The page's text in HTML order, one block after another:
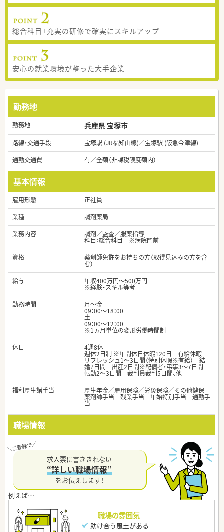
総合科目+充実の研修で確実にスキルアップ
安心の就業環境が整った大手企業
勤務地
勤務地 兵庫県 宝塚市
路線・交通手段
宝塚駅 (JR福知山線)／宝塚駅 (阪急今津線)
通勤交通費
有／全額（非課税限度額内）
基本情報
雇用形態
正社員
業種
調剤薬局
業務内容
調剤／監査／服薬指導
科目：総合科目 ※病院門前
資格
薬剤師免許をお持ちの方（取得見込みの方を含
む）
給与
年収400万円～500万円
※経験・スキル等考
勤務時間
月～金
09：00～18：00
土
09：00～12：00
※1ヵ月単位の変形労働時間制
休日
4週8休
週休2日制 ※年間休日休暇120日 有給休暇
リフレッシュ1～3日間（特別休暇※有給） 結
婚7日間 出産2日間※配偶者・弔事3～7日間
転勤2～3日間 裁判員裁判5日間、他
福利厚生諸手当
厚生年金／雇用保険／労災保険／その他健保
薬剤師手当 残業手当 年始特別手当 通勤手
当
職場情報
求人票に書ききれない
“詳しい職場情報”
をお伝えします！
職場の雰囲気
助け合う風土がある